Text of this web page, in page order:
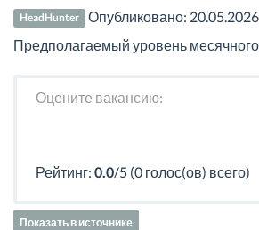
HeadHunter Опубликовано: 20.05.2026
Предполагаемый уровень месячного
Оцените вакансию:
Рейтинг: 0.0/5 (0 голос(ов) всего)
Показать в источнике